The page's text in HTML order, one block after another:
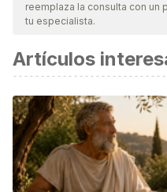
vigencia y validez.La
científica.
Fundación Española de
http://www.fen.org.es/
Fundación Española de la
http://www.fen.org.es/
Fundación Española de
reemplaza la consulta con un
tu especialista.
Artículos